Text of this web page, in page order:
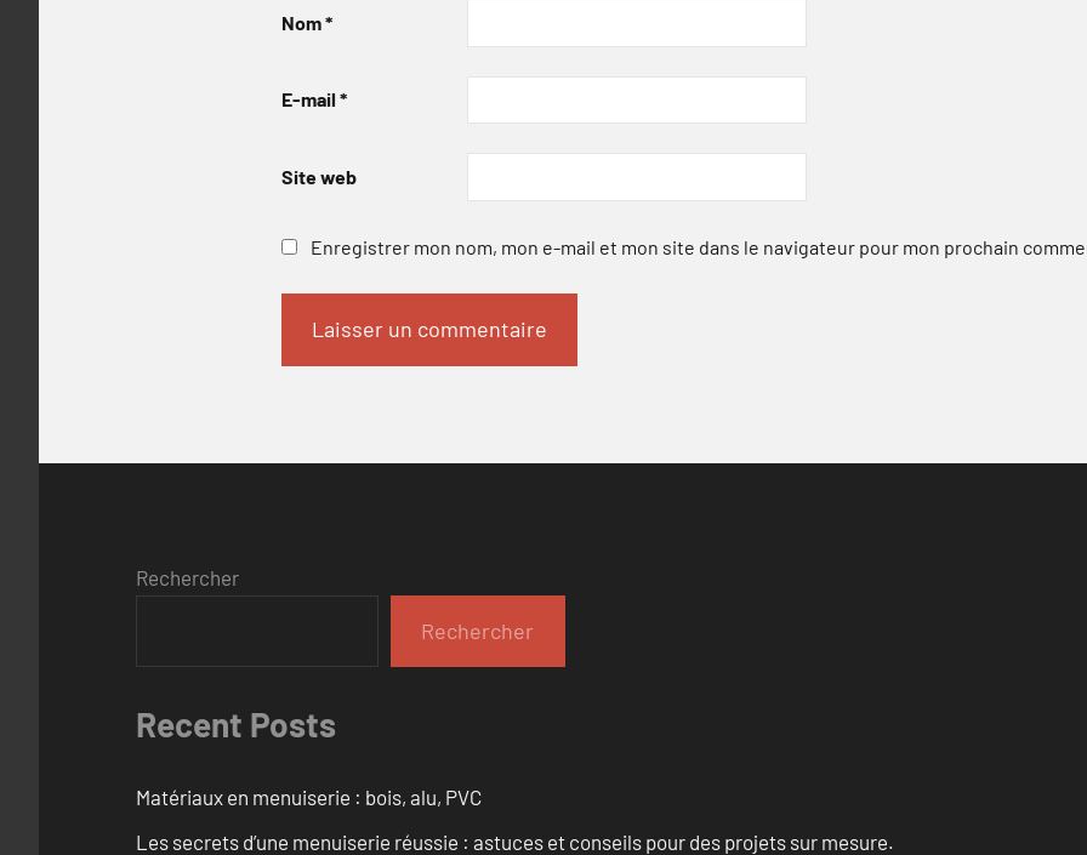
Nom*
E-mail *
Site web
Enregistrer mon nom, mon e-mail et mon site dans le navigateur pour mon prochain
Rechercher
Rechercher
Recent Posts
Matériaux en menuiserie : bois, alu, PVC
Les secrets d’une menuiserie réussie : astuces et conseils pour des projets sur mesure.